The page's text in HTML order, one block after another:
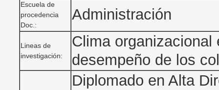
Escuela de
procedencia
Doc.:
Administración
Lineas de
investigación:
Clima
desempeño de los
Diplomado en Alta